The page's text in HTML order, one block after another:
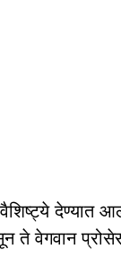
देण्यात
ते वेगवान